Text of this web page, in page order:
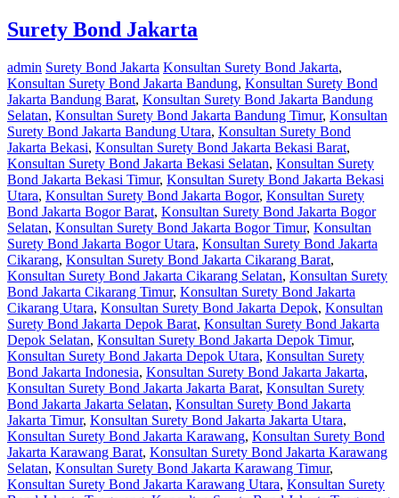
Surety Bond Jakarta
admin Surety Bond Jakarta Konsultan Surety Bond Jakarta,
Konsultan Surety Bond Jakarta Bandung, Konsultan Surety Bond
Jakarta Bandung Barat, Konsultan Surety Bond Jakarta Bandung
Selatan, Konsultan Surety Bond Jakarta Bandung Timur, Konsultan
Surety Bond Jakarta Bandung Utara, Konsultan Surety Bond
Jakarta Bekasi, Konsultan Surety Bond Jakarta Bekasi Barat,
Konsultan Surety Bond Jakarta Bekasi Selatan, Konsultan Surety
Bond Jakarta Bekasi Timur, Konsultan Surety Bond Jakarta Bekasi
Utara, Konsultan Surety Bond Jakarta Bogor, Konsultan Surety
Bond Jakarta Bogor Barat, Konsultan Surety Bond Jakarta Bogor
Selatan, Konsultan Surety Bond Jakarta Bogor Timur, Konsultan
Surety Bond Jakarta Bogor Utara, Konsultan Surety Bond Jakarta
Cikarang, Konsultan Surety Bond Jakarta Cikarang Barat,
Konsultan Surety Bond Jakarta Cikarang Selatan, Konsultan Surety
Bond Jakarta Cikarang Timur, Konsultan Surety Bond Jakarta
Cikarang Utara, Konsultan Surety Bond Jakarta Depok, Konsultan
Surety Bond Jakarta Depok Barat, Konsultan Surety Bond Jakarta
Depok Selatan, Konsultan Surety Bond Jakarta Depok Timur,
Konsultan Surety Bond Jakarta Depok Utara, Konsultan Surety
Bond Jakarta Indonesia, Konsultan Surety Bond Jakarta Jakarta,
Konsultan Surety Bond Jakarta Jakarta Barat, Konsultan Surety
Bond Jakarta Jakarta Selatan, Konsultan Surety Bond Jakarta
Jakarta Timur, Konsultan Surety Bond Jakarta Jakarta Utara,
Konsultan Surety Bond Jakarta Karawang, Konsultan Surety Bond
Jakarta Karawang Barat, Konsultan Surety Bond Jakarta Karawang
Selatan, Konsultan Surety Bond Jakarta Karawang Timur,
Konsultan Surety Bond Jakarta Karawang Utara, Konsultan Surety